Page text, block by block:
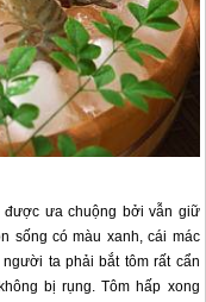
được ưa chuộng bởi vẫn giữ
sống có màu xanh, cái mác
ta phải bắt tôm rất cẩn
bị rụng. Tôm hấp xong